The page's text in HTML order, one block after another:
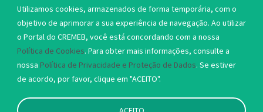
Utilizamos cookies, armazenados de forma temporária, com o
objetivo de aprimorar a sua experiência de navegação. Ao utilizar
o Portal do CREMEB, você está concordando com a nossa
Política de Cookies. Para obter mais informações, consulte a
nossa Política de Privacidade e Proteção de Dados. Se estiver
de acordo, por favor, clique em "ACEITO".
Salvador, BA - CEP: 41.770-235,
Horário de Atendimento: 8h às 17h